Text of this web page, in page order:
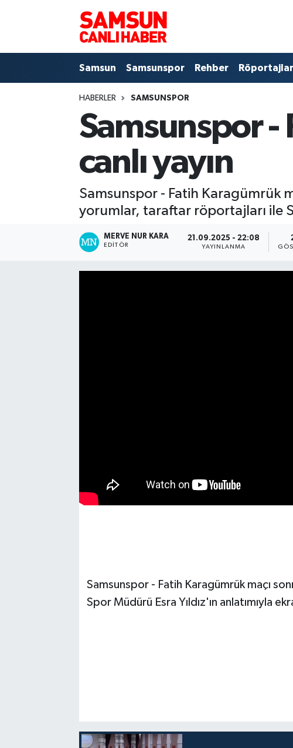
Samsun Samsunspor Rehber Röportajlar
HABERLER SAMSUNSPOR
Samsunspor -
canlı yayın
Samsunspor - Fatih Karagümrük
yorumlar, taraftar röportajları ile
MERVE NUR KARA
EDITÖR
21.09.2025 - 22:08
YAYINLANMA
Samsunspor - Fatih Karagümrük maçı
Spor Müdürü Esra Yıldız'ın anlatımıyla
Samsunspor
Samsun Nöbetçi Eczaneler
Samsun Hava Durumu
Samsun Trafik Yoğunluk Haritası
Süper Lig Puan Durumu ve Fikstür
Tüm Manşetler
Haber Arşivi